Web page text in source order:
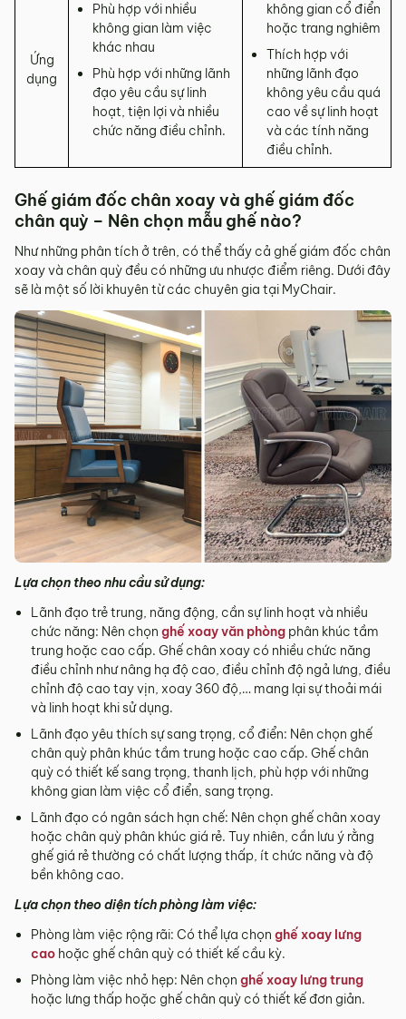
Ứng
dụng
Phù hợp với nhiều
không gian làm việc
khác nhau
Phù hợp với những lãnh
đạo yêu cầu sự linh
hoạt, tiện lợi và nhiều
chức năng điều chỉnh.
không gian cổ điển
hoặc trang nghiêm
Thích hợp với
những lãnh đạo
không yêu cầu quá
cao về sự linh hoạt
và các tính năng
điều chỉnh.
Ghế giám đốc chân xoay và ghế giám đốc
chân quỳ – Nên chọn mẫu ghế nào?
Như những phân tích ở trên, có thể thấy cả ghế giám đốc chân
xoay và chân quỳ đều có những ưu nhược điểm riêng. Dưới đây
sẽ là một số lời khuyên từ các chuyên gia tại MyChair.
Lựa chọn theo nhu cầu sử dụng:
Lãnh đạo trẻ trung, năng động, cần sự linh hoạt và nhiều
chức năng: Nên chọn ghế xoay văn phòng phân khúc tầm
trung hoặc cao cấp. Ghế chân xoay có nhiều chức năng
điều chỉnh như nâng hạ độ cao, điều chỉnh độ ngả lưng, điều
chỉnh độ cao tay vịn, xoay 360 độ,… mang lại sự thoải mái
và linh hoạt khi sử dụng.
Lãnh đạo yêu thích sự sang trọng, cổ điển: Nên chọn ghế
chân quỳ phân khúc tầm trung hoặc cao cấp. Ghế chân
quỳ có thiết kế sang trọng, thanh lịch, phù hợp với những
không gian làm việc cổ điển, sang trọng.
Lãnh đạo có ngân sách hạn chế: Nên chọn ghế chân xoay
hoặc chân quỳ phân khúc giá rẻ. Tuy nhiên, cần lưu ý rằng
ghế giá rẻ thường có chất lượng thấp, ít chức năng và độ
bền không cao.
Lựa chọn theo diện tích phòng làm việc:
Phòng làm việc rộng rãi: Có thể lựa chọn ghế xoay lưng
cao hoặc ghế chân quỳ có thiết kế cầu kỳ.
Phòng làm việc nhỏ hẹp: Nên chọn ghế xoay lưng trung
hoặc lưng thấp hoặc ghế chân quỳ có thiết kế đơn giản.